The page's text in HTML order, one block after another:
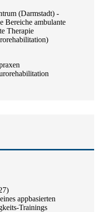
(Darmstadt) -
Bereiche ambulante
Therapie
appbasierten
Trainings